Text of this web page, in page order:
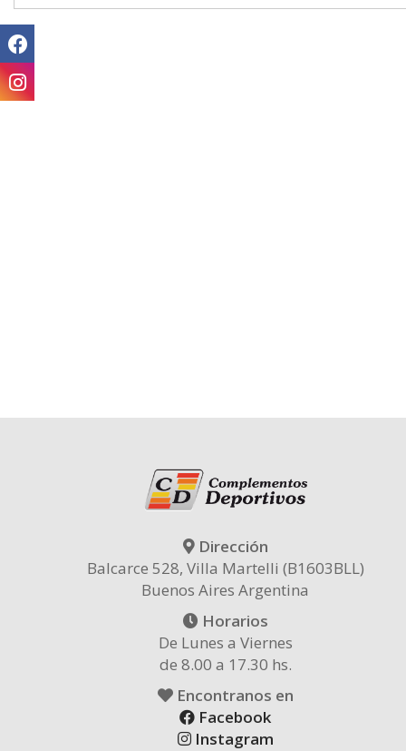
Dirección
Balcarce 528, Villa Martelli (B1603BLL)
Buenos Aires Argentina
Horarios
De Lunes a Viernes
de 8.00 a 17.30 hs.
Encontranos en
Facebook
Instagram